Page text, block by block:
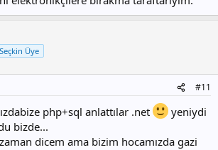
Seçkin Üye
#11
php+sql anlattılar .net
yeniydi
bizde...
dicem ama bizim hocamızda gazi